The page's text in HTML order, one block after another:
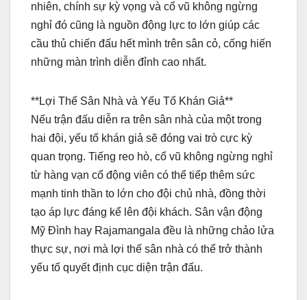
nhiên, chính sự kỳ vọng và cổ vũ không ngừng
nghỉ đó cũng là nguồn động lực to lớn giúp các
cầu thủ chiến đấu hết mình trên sân cỏ, cống hiến
những màn trình diễn đỉnh cao nhất.
**Lợi Thế Sân Nhà và Yếu Tố Khán Giả**
Nếu trận đấu diễn ra trên sân nhà của một trong
hai đội, yếu tố khán giả sẽ đóng vai trò cực kỳ
quan trọng. Tiếng reo hò, cổ vũ không ngừng nghỉ
từ hàng vạn cổ động viên có thể tiếp thêm sức
mạnh tinh thần to lớn cho đội chủ nhà, đồng thời
tạo áp lực đáng kể lên đội khách. Sân vận động
Mỹ Đình hay Rajamangala đều là những chảo lửa
thực sự, nơi mà lợi thế sân nhà có thể trở thành
yếu tố quyết định cục diện trận đấu.